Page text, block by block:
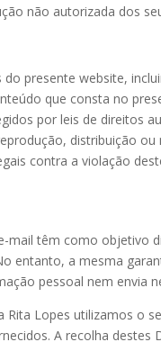
não autorizada dos
presente website,
que consta no
por leis de direitos
distribuição
contra a violação
mail têm como objetivo
entanto, a mesma
pessoal nem envia
Rita Lopes utilizamos o
A recolha